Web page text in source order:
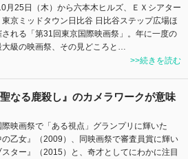
月25日（木）から六本木ヒルズ、ＥＸシアター
京ミッドタウン日比谷 日比谷ステップ広場ほ
される「第31回東京国際映画祭」。年に一度の
大級の映画祭、その見どころと…
>>続きを読む
なる鹿殺し』のカメラワークが意味
際映画祭で「ある視点」グランプリに輝いた
の乙女』（2009）、同映画祭で審査員賞に輝い
ター』（2015）と、奇才としてにわかに注目